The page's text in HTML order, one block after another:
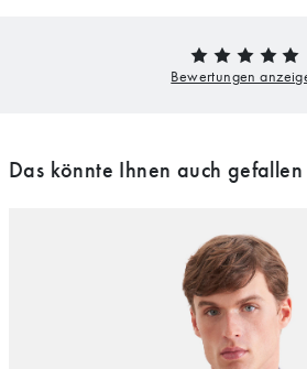
Das könnte Ihnen auch gefallen